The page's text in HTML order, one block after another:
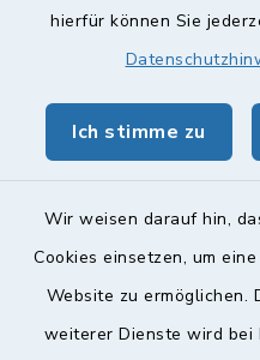
hierfür können Sie
Ich stimme zu
Wir weisen darauf hin,
Cookies einsetzen, um
Website zu ermöglichen.
weiterer Dienste wird bei
Landkreis Lichtenfels
geoPortal Lichtenfels